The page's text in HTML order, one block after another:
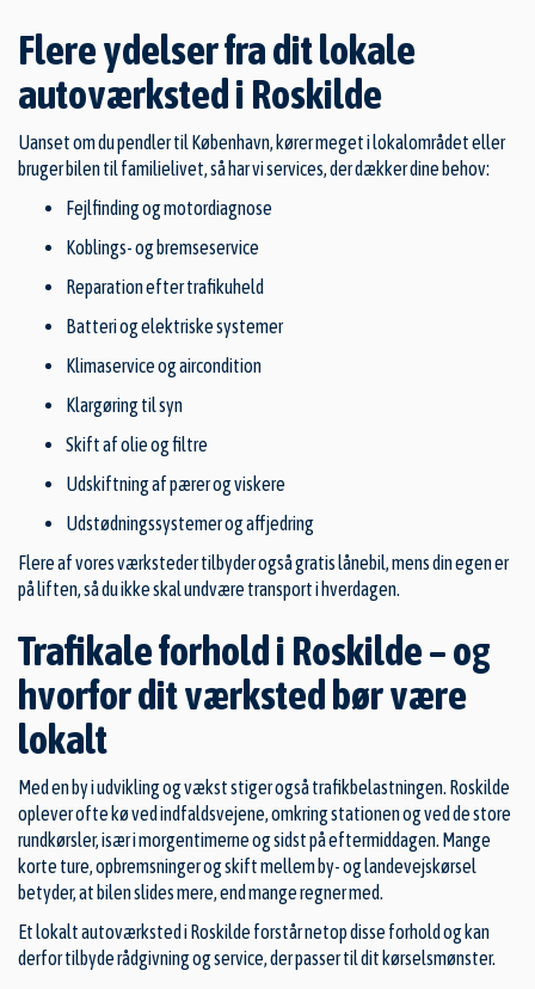
Flere ydelser fra dit lokale
autoværksted i Roskilde
Uanset om du pendler til København, kører meget i lokalområdet eller
bruger bilen til familielivet, så har vi services, der dækker dine behov:
Fejlfinding og motordiagnose
Koblings- og bremseservice
Reparation efter trafikuheld
Batteri og elektriske systemer
Klimaservice og aircondition
Klargøring til syn
Skift af olie og filtre
Udskiftning af pærer og viskere
Udstødningssystemer og affjedring
Flere af vores værksteder tilbyder også gratis lånebil, mens din egen er
på liften, så du ikke skal undvære transport i hverdagen.
Trafikale forhold i Roskilde – og
hvorfor dit værksted bør være
lokalt
Med en by i udvikling og vækst stiger også trafikbelastningen. Roskilde
oplever ofte kø ved indfaldsvejene, omkring stationen og ved de store
rundkørsler, især i morgentimerne og sidst på eftermiddagen. Mange
korte ture, opbremsninger og skift mellem by- og landevejskørsel
betyder, at bilen slides mere, end mange regner med.
Et lokalt autoværksted i Roskilde forstår netop disse forhold og kan
derfor tilbyde rådgivning og service, der passer til dit kørselsmønster.